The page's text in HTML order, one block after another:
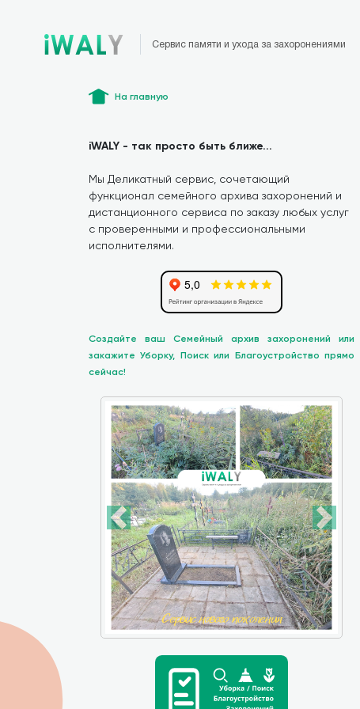
Сервис памяти и ухода за захоронениями
На главную
iWALY - так просто быть ближе...
Мы Деликатный сервис, сочетающий
функционал семейного архива захоронений и
дистанционного сервиса по заказу любых услуг
с проверенными и профессиональными
исполнителями.
Создайте ваш Семейный архив захоронений или
закажите Уборку, Поиск или Благоустройство прямо
сейчас!